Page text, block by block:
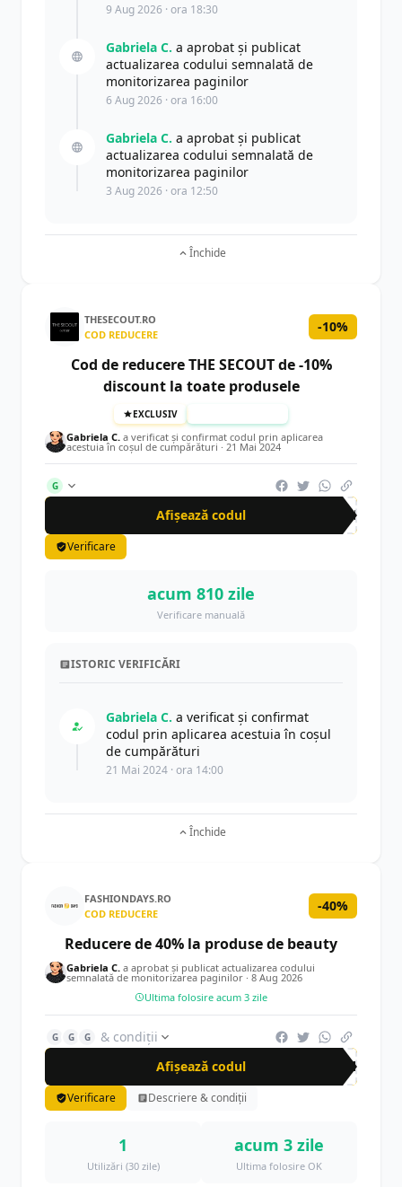
9 Aug 2026 · ora 18:30
Gabriela C. a aprobat și publicat
actualizarea codului semnalată de
monitorizarea paginilor
6 Aug 2026 · ora 16:00
Gabriela C. a aprobat și publicat
actualizarea codului semnalată de
monitorizarea paginilor
3 Aug 2026 · ora 12:50
Închide
THESECOUT.RO
COD REDUCERE
-10%
Cod de reducere THE SECOUT de -10%
discount la toate produsele
EXCLUSIV
Gabriela C. a verificat și confirmat codul prin aplicarea
acestuia în coșul de cumpărături · 21 Mai 2024
G
Afișează codul CRN
Verificare
acum 810 zile
Verificare manuală
ISTORIC VERIFICĂRI
Gabriela C. a verificat și confirmat
codul prin aplicarea acestuia în coșul
de cumpărături
21 Mai 2024 · ora 14:00
Închide
FASHIONDAYS.RO
COD REDUCERE
-40%
Reducere de 40% la produse de beauty
Gabriela C. a aprobat și publicat actualizarea codului
semnalată de monitorizarea paginilor · 8 Aug 2026
Ultima folosire acum 3 zile
G G G
& condiții
Afișează codul
FD4
Verificare Descriere & condiții
1
Utilizări (30 zile)
acum 3 zile
Ultima folosire OK